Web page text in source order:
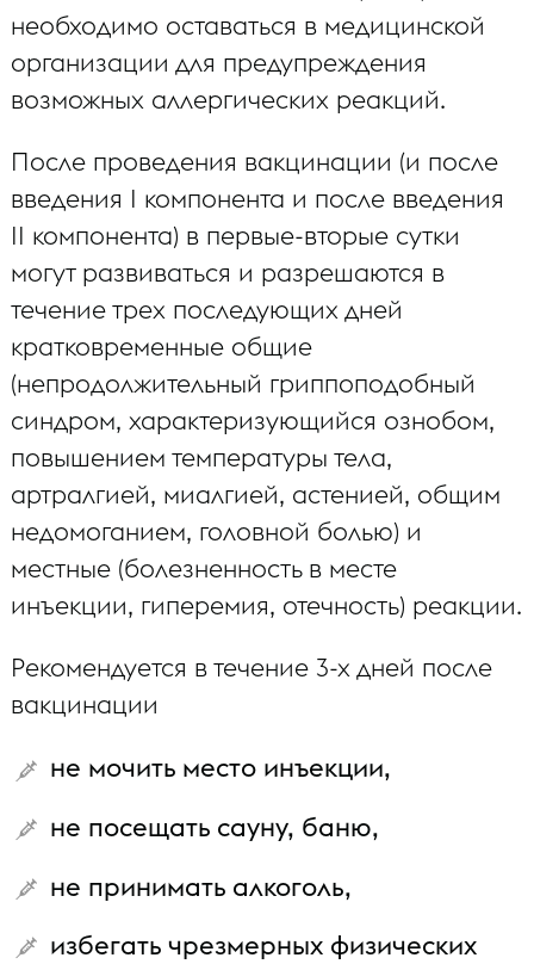
необходимо оставаться в медицинской
организации для предупреждения
возможных аллергических реакций.
После проведения вакцинации (и после
введения I компонента и после введения
II компонента) в первые-вторые сутки
могут развиваться и разрешаются в
течение трех последующих дней
кратковременные общие
(непродолжительный гриппоподобный
синдром, характеризующийся ознобом,
повышением температуры тела,
артралгией, миалгией, астенией, общим
недомоганием, головной болью) и
местные (болезненность в месте
инъекции, гиперемия, отечность) реакции.
Рекомендуется в течение 3-х дней после
вакцинации
не мочить место инъекции,
не посещать сауну, баню,
не принимать алкоголь,
избегать чрезмерных физических